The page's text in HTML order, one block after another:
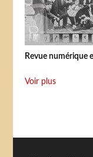
Revue numérique
Voir plus